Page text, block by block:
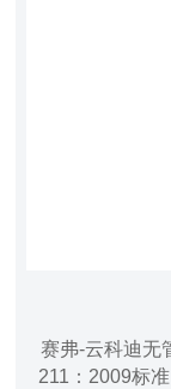
赛弗-云科迪无
211：2009标